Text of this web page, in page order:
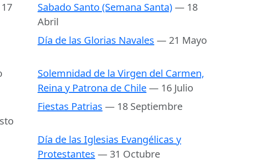
Sabado Santo (Semana Santa)— 18
Abril
Día de las Glorias Navales — 21 Mayo
Solemnidad de la Virgen del Carmen,
Reina y Patrona de Chile— 16 Julio
Fiestas Patrias — 18 Septiembre
Día de las Iglesias Evangélicas y
Protestantes — 31 Octubre